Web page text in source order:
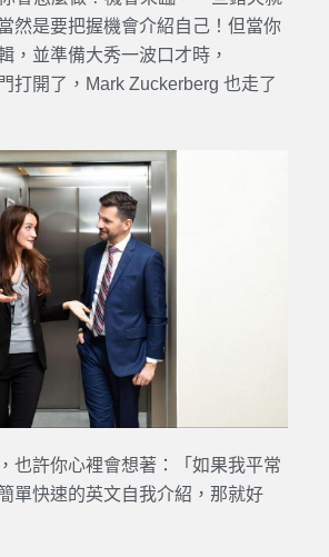
然是要把握機會介紹自己！但當你
，並準備大秀一波口才時，
打開了，Mark Zuckerberg 也走了
也許你心裡會想著：「如果我平常
單快速的英文自我介紹，那就好